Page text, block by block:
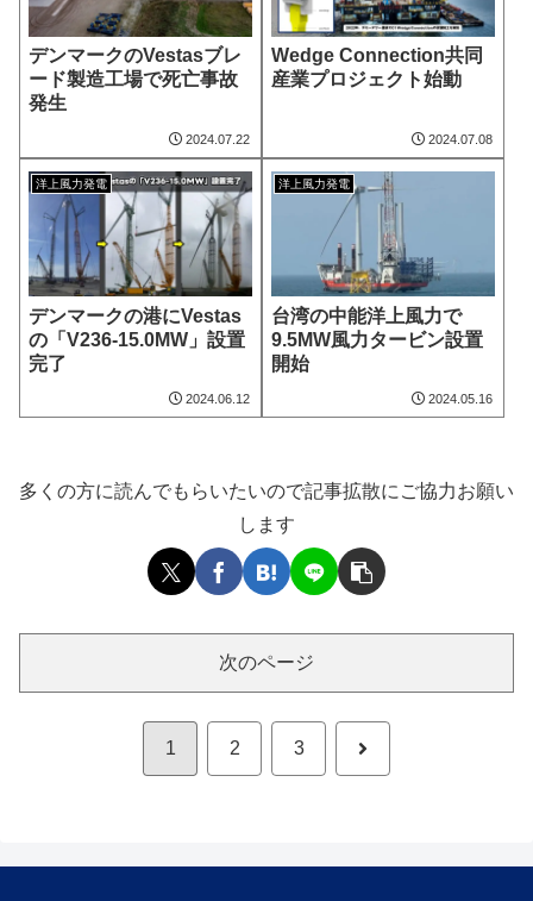
デンマークのVestasブレ
ード製造工場で死亡事故
発生
2024.07.22
Wedge Connection共同
産業プロジェクト始動
2024.07.08
洋上風力発電
デンマークの港にVestas
の「V236-15.0MW」設置
完了
2024.06.12
洋上風力発電
台湾の中能洋上風力で
9.5MW風力タービン設置
開始
2024.05.16
多くの方に読んでもらいたいので記事拡散にご協力お願い
します
次のページ
1 2 3 次